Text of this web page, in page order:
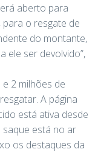
aberto para
o resgate de
do montante,
ele ser devolvido”,
2 milhões de
A página
está ativa desde
saque está no ar
os destaques da